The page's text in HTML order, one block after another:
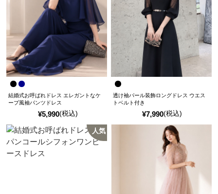
¥5,990(税込)
結婚式お呼ばれドレス エレガントなケ
ープ風袖パンツドレス
¥7,990(税込)
透け袖パール装飾ロングドレス ウエス
トベルト付き
人気